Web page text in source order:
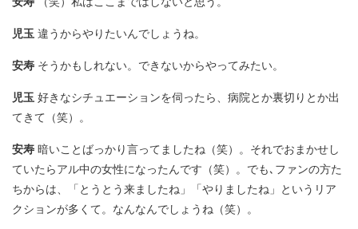
児玉 違うからやりたいんでしょうね。
安寿 そうかもしれない。できないからやってみたい。
児玉 好きなシチュエーションを伺ったら、病院とか裏切りとか出
てきて（笑）。
安寿 暗いことばっかり言ってましたね（笑）。それでおまかせし
ていたらアル中の女性になったんです（笑）。でも､ファンの方た
ちからは、「とうとう来ましたね」「やりましたね」というリア
クションが多くて。なんなんでしょうね（笑）。